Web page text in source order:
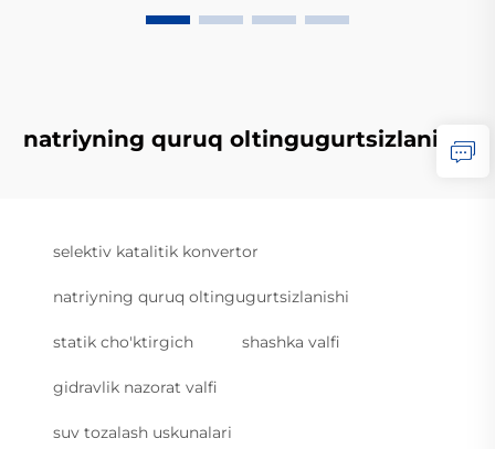
natriyning quruq oltingugurtsizlanishi
selektiv katalitik konvertor
natriyning quruq oltingugurtsizlanishi
statik cho'ktirgich shashka valfi
gidravlik nazorat valfi
suv tozalash uskunalari